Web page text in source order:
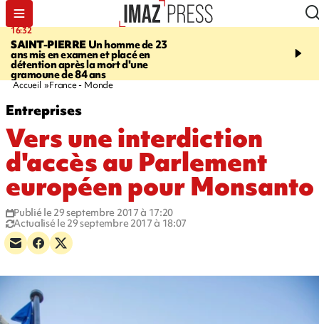
16:32
SAINT-PIERREUn homme de 23
ans mis en examen et placé en
détention après la mort d'une
gramoune de 84 ans
21:08
et Turquie scellent un
Accueil France - Monde
Entreprises
Vers une interdiction
d'accès au Parlement
européen pour Monsanto
Publié le 29 septembre 2017 à 17:20
Actualisé le 29 septembre 2017 à 18:07